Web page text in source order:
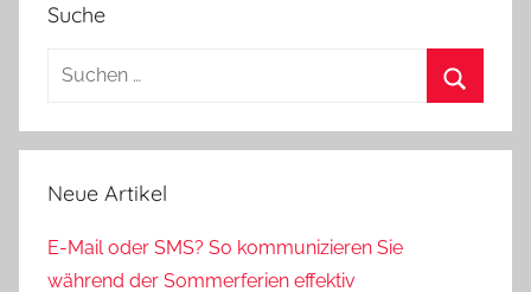
Suche
Neue Artikel
E-Mail oder SMS? So kommunizieren Sie
während der Sommerferien effektiv